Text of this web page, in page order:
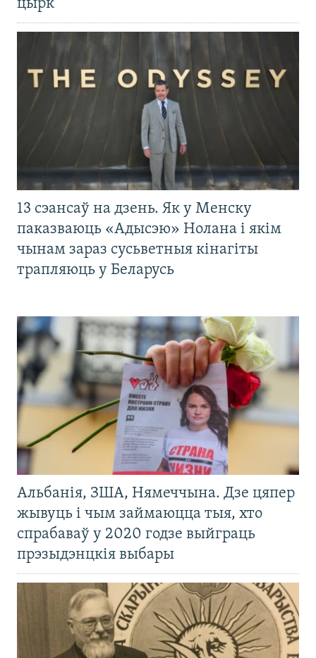
цырк
13 сэансаў на дзень. Як у Менску
паказваюць «Адысэю» Нолана і якім
чынам зараз сусьветныя кінагіты
трапляюць у Беларусь
Альбанія, ЗША, Нямеччына. Дзе цяпер
жывуць і чым займаюцца тыя, хто
спрабаваў у 2020 годзе выйграць
прэзыдэнцкія выбары